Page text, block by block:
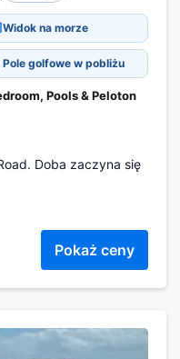
Widok na morze
Pole golfowe w pobliżu
Pools & Peloton
Doba zaczyna się
Pokaż ceny